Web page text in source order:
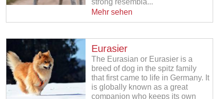
Mehr sehen
Eurasier
The Eurasian or Eurasier is a
breed of dog in the spitz family
that first came to life in Germany. It
is globally known as a great
companion who keeps its own